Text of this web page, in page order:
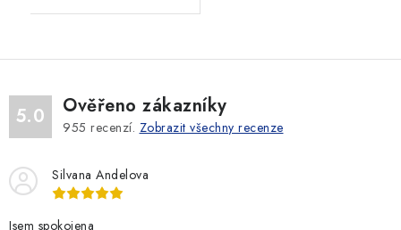
5.0 Ověřeno zákazníky
955 recenzí. Zobrazit všechny recenze
Silvana Andelova
Jsem spokojena